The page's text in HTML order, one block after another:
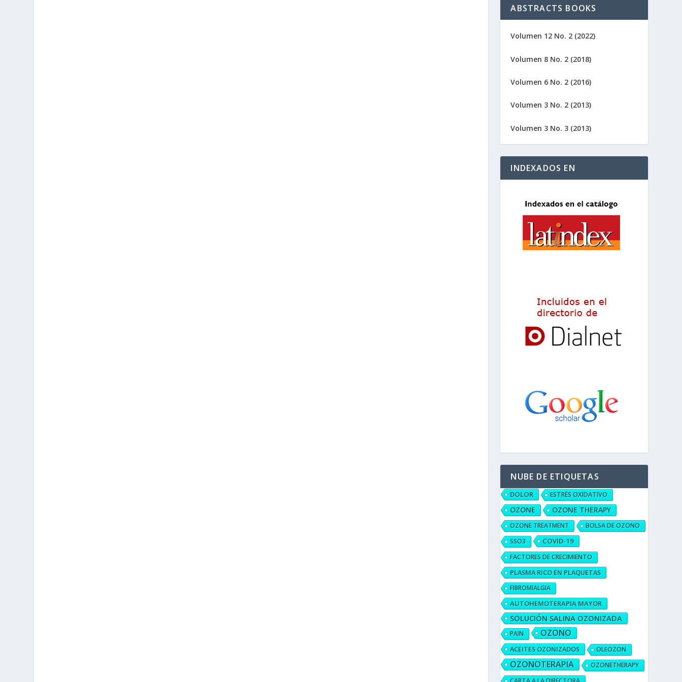
ABSTRACTS BOOKS
Volumen 12 No. 2 (2022)
Volumen 8 No. 2 (2018)
Volumen 6 No. 2 (2016)
Volumen 3 No. 2 (2013)
Volumen 3 No. 3 (2013)
INDEXADOS EN
NUBE DE ETIQUETAS
DOLOR ESTRÉS OXIDATIVO
OZONE OZONE THERAPY
OZONE TREATMENT
BOLSA DE OZONO
SSO3
COVID-19
FACTORES DE CRECIMIENTO
PLASMA RICO EN PLAQUETAS
FIBROMIALGIA
AUTOHEMOTERAPIA MAYOR
SOLUCIÓN SALINA OZONIZADA
PAIN OZONO
ACEITES OZONIZADOS OLEOZON
OZONOTERAPIA
OZONETHERAPY